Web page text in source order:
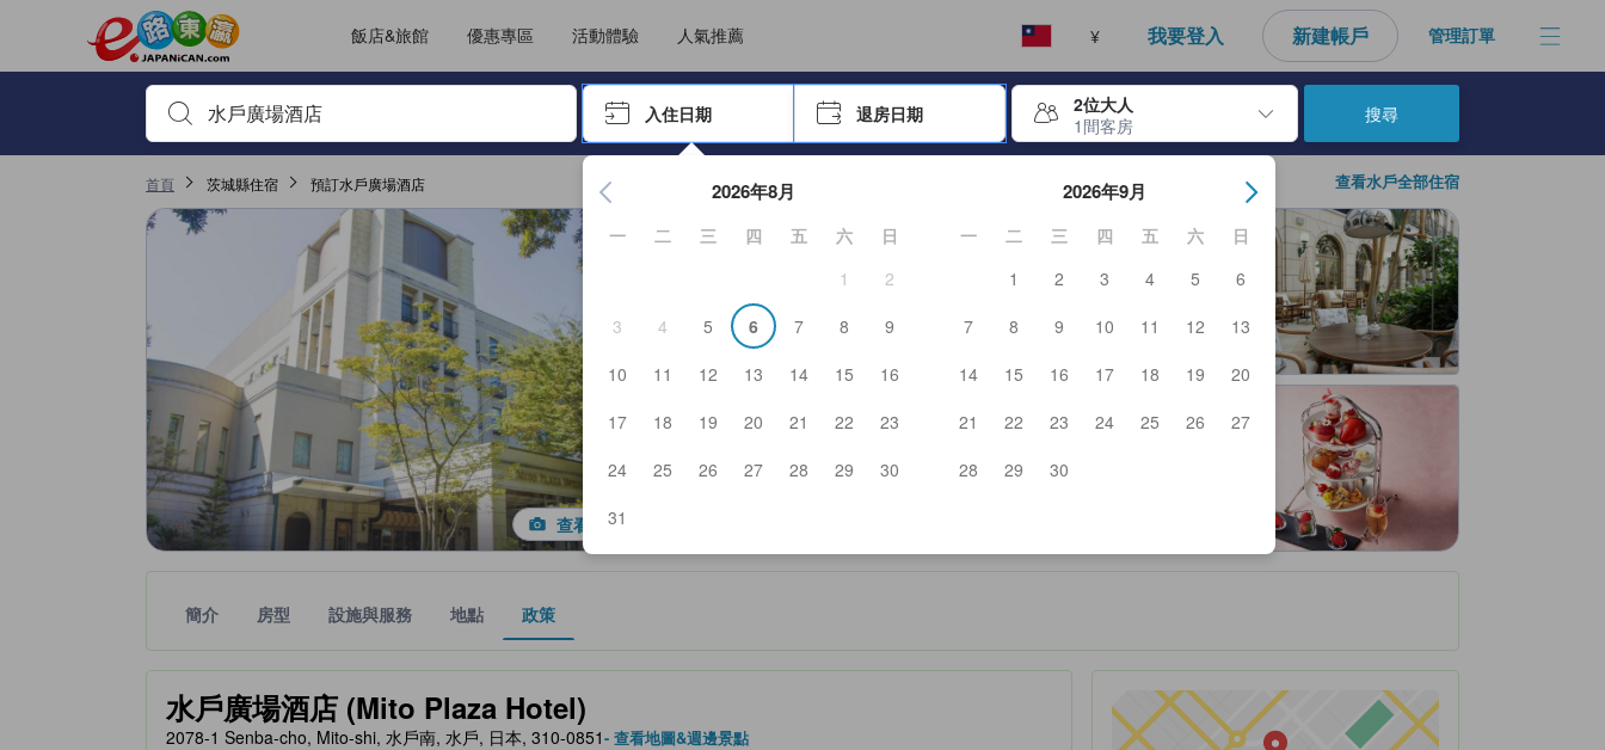
飯店&旅館 優惠專區 活動體驗 人氣推薦 ¥ 我要登入 新建帳戶 管理訂單
輸入住宿名稱或關鍵字查詢，使用上下鍵或Tab鍵移動，並按「Enter」來選擇
入住日期 退房日期
2位大人
1間客房
按Enter鍵開始在日期選擇器中查看。使用方向鍵瀏覽入住和退房日期。使用Enter鍵選擇日期後，將選擇入住日期。重複相同方法以選擇
2026年8月
一 二 三 四 五 六
日
1
2
3
4 5 6 7 8
9
10
11 12 13 14 15
16
17
18 19 20 21 22
23
24
25 26 27 28 29
30
31
2026年9月
一 二 三 四 五 六
日
1
2 3 4 5
6
7
8 9 10 11 12
13
14
15 16 17 18 19
20
21
22 23 24 25 26
27
28
29 30
搜尋
首頁 茨城縣住宿 預訂水戶廣場酒店 查看水戶全部住宿
查看所有照片
簡介 房型 設施與服務 地點 政策
水戶廣場酒店 (Mito Plaza Hotel)
tooltip
黃金星等由本站合作夥伴提供，可作為您判斷舒適度、設施與服務項目的參考指標
2078-1 Senba-cho, Mito-shi, 水戶南, 水戶, 日本, 310-0851- 查看地圖&週邊景點